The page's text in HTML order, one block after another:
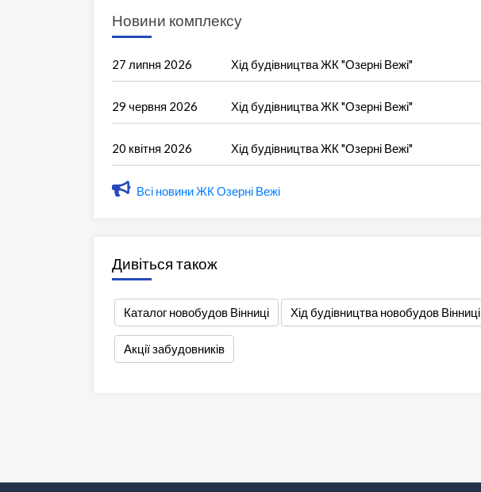
Новини комплексу
27 липня 2026 Хід будівництва ЖК "Озерні Вежі"
29 червня 2026 Хід будівництва ЖК "Озерні Вежі"
20 квітня 2026 Хід будівництва ЖК "Озерні Вежі"
Всі новини ЖК Озерні Вежі
Дивіться також
Каталог новобудов Вінниці Хід будівництва новобудов Вінниці
Акції забудовників